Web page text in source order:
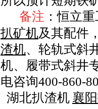
备注 ：恒立
扒矿机及其配件
渣机、 轮轨式斜
机、
履带式斜井
电咨询400-860-
湖北扒渣机 襄